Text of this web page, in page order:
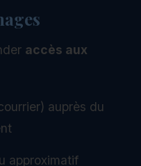
accès aux
auprès du
approximatif